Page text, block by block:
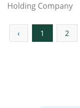
Holding Company
‹ 1 2